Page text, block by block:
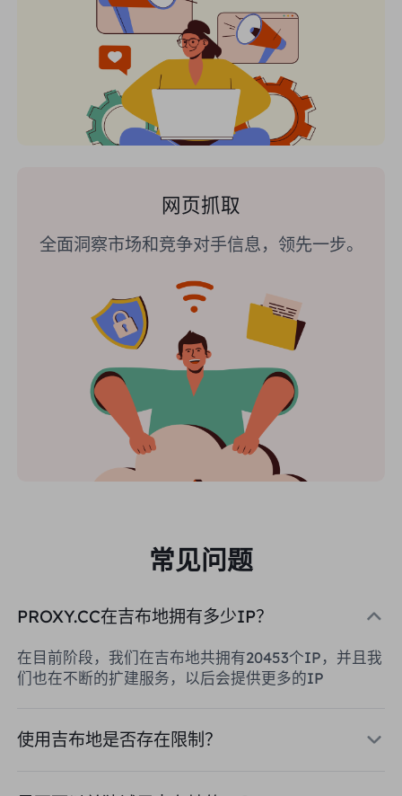
网页抓取
全面洞察市场和竞争对手信息，领先一步。
常见问题
PROXY.CC在吉布地拥有多少IP？
在目前阶段，我们在吉布地共拥有20453个IP，并且我
们也在不断的扩建服务，以后会提供更多的IP
使用吉布地是否存在限制？